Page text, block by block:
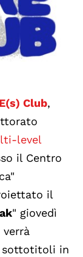
Club,
level
il Centro
il
" giovedì
sottotitoli in